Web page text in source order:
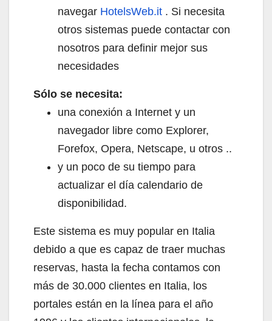
navegar HotelsWeb.it . Si necesita
otros sistemas puede contactar con
nosotros para definir mejor sus
necesidades
Sólo se necesita:
una conexión a Internet y un
navegador libre como Explorer,
Forefox, Opera, Netscape, u otros ..
y un poco de su tiempo para
actualizar el día calendario de
disponibilidad.
Este sistema es muy popular en Italia
debido a que es capaz de traer muchas
reservas, hasta la fecha contamos con
más de 30.000 clientes en Italia, los
portales están en la línea para el año